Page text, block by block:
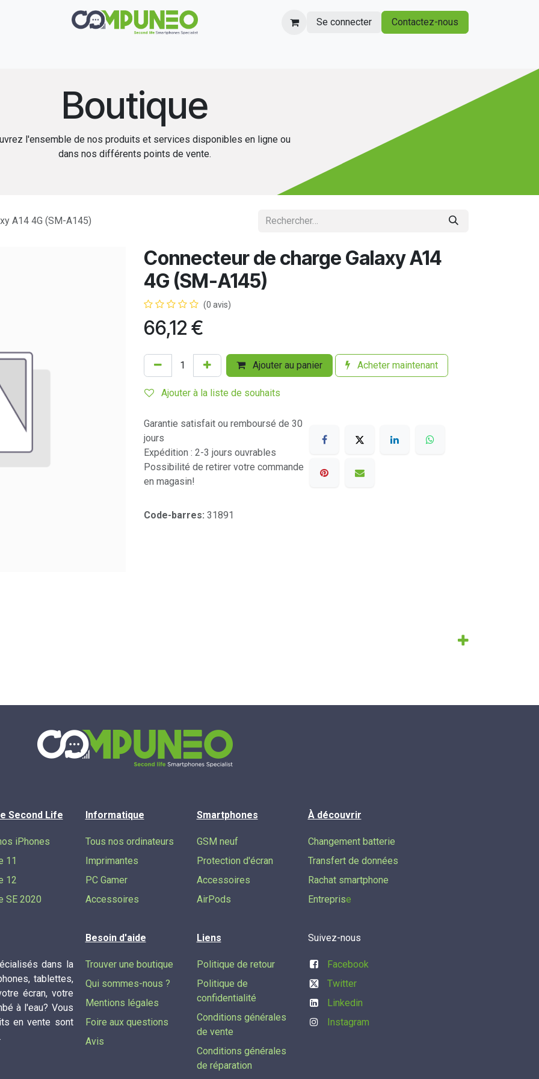
Se connecter Contactez-nous
Boutique
l'ensemble de nos produits et services disponibles en ligne ou
dans nos différents points de vente.
A14 4G (SM-A145)
Connecteur de charge Galaxy A14
4G (SM-A145)
(0 avis)
66,12 €
Ajouter au panier Acheter maintenant
Ajouter à la liste de souhaits
Garantie satisfait ou remboursé de 30
jours
Expédition : 2-3 jours ouvrables
Possibilité de retirer votre commande
en magasin!
Code-barres: 31891
dans la
tablettes,
écran, votre
à l'eau? Vous
en vente sont
Informatique
Tous nos ordinateurs
Imprimantes
PC Gamer
Accessoires
Smartphones
GSM neuf
Protection d'écran
Accessoires
AirPods
À découvrir
Changement batterie
Transfert de données​
Rachat smartphone
Entreprise
Second Life
iPhones
11
12
SE 2020
Besoin d'aide
Trouver une boutique
Qui sommes-nous ?
Mentions légales
Foire aux questions
Avis
Liens
Politique de retour
Politique de
confidentialité
Conditions générales
de vente
Conditions générales
de réparation
Suivez-nous
Facebook
Twitter
Linkedin
Instagram